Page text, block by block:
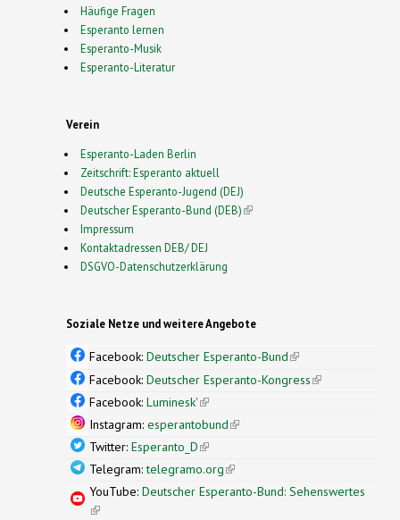
Häufige Fragen
Esperanto lernen
Esperanto-Musik
Esperanto-Literatur
Verein
Esperanto-Laden Berlin
Zeitschrift: Esperanto aktuell
Deutsche Esperanto-Jugend (DEJ)
Deutscher Esperanto-Bund (DEB)(link is external)
Impressum
Kontaktadressen DEB/ DEJ
DSGVO-Datenschutzerklärung
Soziale Netze und weitere Angebote
Facebook: Deutscher Esperanto-Bund(link is
external)
Facebook: Deutscher Esperanto-Kongress(link is
Facebook: Luminesk'(link is external)
Instagram: esperantobund(link is external)
Twitter: Esperanto_D(link is external)
Telegram:telegramo.org(link is external)
YouTube: Deutscher Esperanto-Bund: Sehenswertes
(link is external)